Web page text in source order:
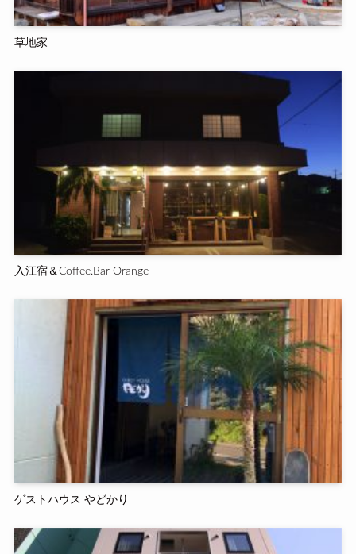
草地家
入江宿＆Coffee.Bar Orange
ゲストハウス やどかり